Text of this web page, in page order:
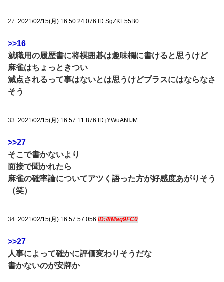
27: 2021/02/15(月) 16:50:24.076 ID:SgZKE55B0
>>16
就職用の履歴書に将棋囲碁は趣味欄に書けると思うけど
麻雀はちょっときつい
減点されるって事はないとは思うけどプラスにはならなさ
そう
33: 2021/02/15(月) 16:57:11.876 ID:jYWuANIJM
>>27
そこで書かないより
面接で聞かれたら
麻雀の確率論についてアツく語った方が好感度あがりそう
（笑）
34: 2021/02/15(月) 16:57:57.056 ID:/8Maq9FC0
>>27
人事によって確かに評価変わりそうだな
書かないのが安牌か